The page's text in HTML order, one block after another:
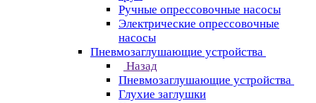
Ручные опрессовочные насосы
Электрические опрессовочные
насосы
Пневмозаглушающие устройства
Назад
Пневмозаглушающие устройства
Глухие заглушки